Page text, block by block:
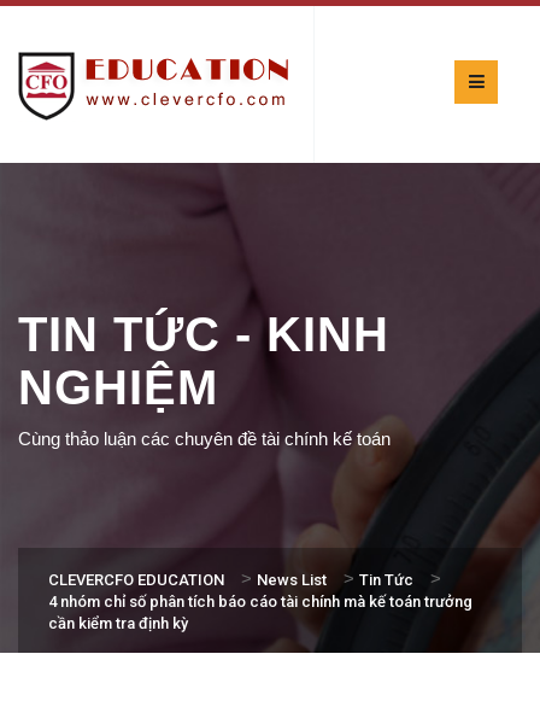
TIN TỨC - KINH
NGHIỆM
Cùng thảo luận các chuyên đề tài chính kế toán
CLEVERCFO EDUCATION > News List > Tin Tức >
4 nhóm chỉ số phân tích báo cáo tài chính mà kế toán trưởng
cần kiểm tra định kỳ